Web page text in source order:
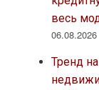
весь
06.08.2026
Тренд